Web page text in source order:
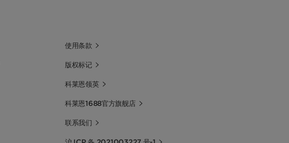
使用条款
版权标记
科莱恩领英
科莱恩1688官方旗舰店
联系我们